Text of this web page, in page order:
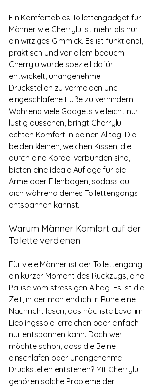
Ein Komfortables Toilettengadget für
Männer wie Cherrylu ist mehr als nur
ein witziges Gimmick. Es ist funktional,
praktisch und vor allem bequem.
Cherrylu wurde speziell dafür
entwickelt, unangenehme
Druckstellen zu vermeiden und
eingeschlafene Füße zu verhindern.
Während viele Gadgets vielleicht nur
lustig aussehen, bringt Cherrylu
echten Komfort in deinen Alltag. Die
beiden kleinen, weichen Kissen, die
durch eine Kordel verbunden sind,
bieten eine ideale Auflage für die
Arme oder Ellenbogen, sodass du
dich während deines Toilettengangs
entspannen kannst.
Warum Männer Komfort auf der
Toilette verdienen
Für viele Männer ist der Toilettengang
ein kurzer Moment des Rückzugs, eine
Pause vom stressigen Alltag. Es ist die
Zeit, in der man endlich in Ruhe eine
Nachricht lesen, das nächste Level im
Lieblingsspiel erreichen oder einfach
nur entspannen kann. Doch wer
möchte schon, dass die Beine
einschlafen oder unangenehme
Druckstellen entstehen? Mit Cherrylu
gehören solche Probleme der